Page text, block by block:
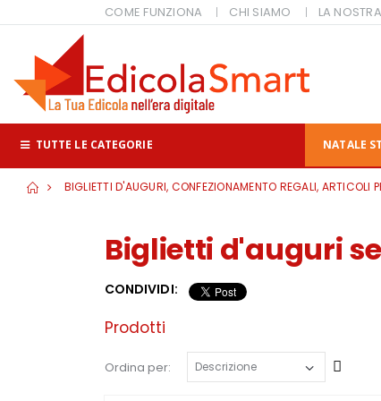
COME FUNZIONA CHI SIAMO LA
TUTTE LE CATEGORIE NATALE
BIGLIETTI D'AUGURI, CONFEZIONAMENTO REGALI, ARTICOLI
Biglietti d'auguri
CONDIVIDI:
Prodotti
Ordina per: